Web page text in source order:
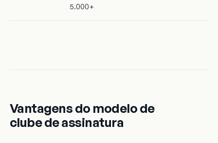
5.000+
Vantagens do modelo de
clube de assinatura